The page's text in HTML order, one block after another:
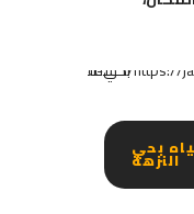
بحي
النزهة